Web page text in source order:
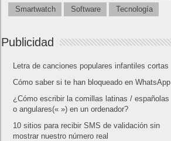
Smartwatch
Software Tecnología
Publicidad
Letra de canciones populares infantiles cortas
Cómo saber si te han bloqueado en WhatsApp
¿Cómo escribir la comillas latinas / españolas
o angulares(« ») en un ordenador?
10 sitios para recibir SMS de validación sin
mostrar nuestro número real